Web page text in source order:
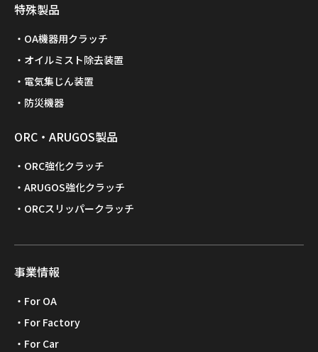
特殊製品
OA機器用クラッチ
オイルミスト除去装置
電気集じん装置
防災機器
ORC・ARUGOS製品
ORC強化クラッチ
ARUGOS強化クラッチ
ORCスリッパークラッチ
事業情報
For OA
For Factory
For Car